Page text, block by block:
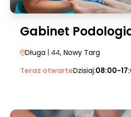
Gabinet
Długa | 44, Nowy Targ
Teraz otwarteDzisiaj:08:00-